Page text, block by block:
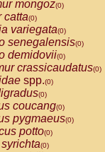
(0)
spp.(0)
(0)
(0)
(0)
(0)
lagothricha
lagothricha cana
calvus
cupreus
donacophilus
mongoz(0)
catta(0)
variegata(0)
senegalensis(0)
demidovii(0)
crassicaudatus(0)
spp.(0)
(0)
coucang(0)
pygmaeus(0)
potto(0)
(0)